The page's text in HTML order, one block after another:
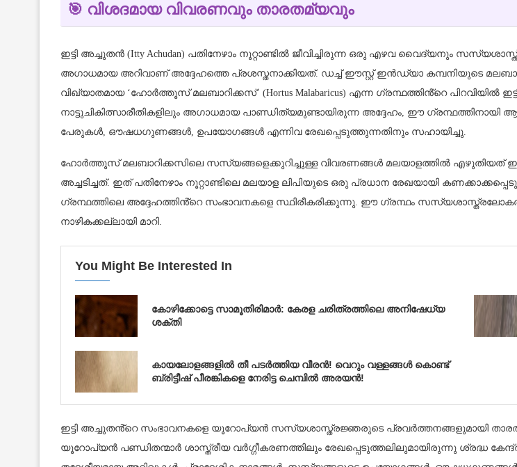
🎯 വിശദമായ വിവരണവും താരതമ്യവും
ഇട്ടി അച്ചുതൻ (Itty Achudan) പതിനേഴാം നൂറ്റാണ്ടിൽ ജീവിച്ചിരുന്ന ഒരു എഴവ വൈദ്യനും
അഗാധമായ അറിവാണ് അദ്ദേഹത്തെ പ്രശസ്തനാക്കിയത്. ഡച്ച് ഈസ്റ്റ് ഇൻഡ്യാ കമ്പനിയുടെ മലബാർ
വിഖ്യാതമായ ‘ഹോർത്തൂസ് മലബാറിക്കസ്’ (Hortus Malabaricus) എന്ന ഗ്രന്ഥത്തിൻ്റെ
നാട്ടുചികിത്സാരീതികളിലും അഗാധമായ പാണ്ഡിത്യമുണ്ടായിരുന്ന അദ്ദേഹം, ഈ
പേരുകൾ, ഔഷധഗുണങ്ങൾ, ഉപയോഗങ്ങൾ എന്നിവ രേഖപ്പെടുത്തുന്നതിനും സഹായിച്ചു.
ഹോർത്തൂസ് മലബാറിക്കസിലെ സസ്യങ്ങളെക്കുറിച്ചുള്ള വിവരണങ്ങൾ മലയാളത്തിൽ
അച്ചടിച്ചത്. ഇത് പതിനേഴാം നൂറ്റാണ്ടിലെ മലയാള ലിപിയുടെ ഒരു പ്രധാന രേഖയായി
ഗ്രന്ഥത്തിലെ അദ്ദേഹത്തിൻ്റെ സംഭാവനകളെ സ്ഥിരീകരിക്കുന്നു. ഈ ഗ്രന്ഥം
നാഴികക്കല്ലായി മാറി.
You Might Be Interested In
കോഴിക്കോട്ടെ സാമൂതിരിമാർ: കേരള ചരിത്രത്തിലെ അനിഷേധ്യ
ശക്തി
കായലോളങ്ങളിൽ തീ പടർത്തിയ വീരൻ! വെറും വള്ളങ്ങൾ കൊണ്ട്
ബ്രിട്ടീഷ് പീരങ്കികളെ നേരിട്ട ചെമ്പിൽ അരയൻ!
ഇട്ടി അച്ചുതൻ്റെ സംഭാവനകളെ യൂറോപ്യൻ സസ്യശാസ്ത്രജ്ഞരുടെ പ്രവർത്തനങ്ങളുമായി
യൂറോപ്യൻ പണ്ഡിതന്മാർ ശാസ്ത്രീയ വർഗ്ഗീകരണത്തിലും രേഖപ്പെടുത്തലിലുമായിരുന്നു ശ്രദ്ധ